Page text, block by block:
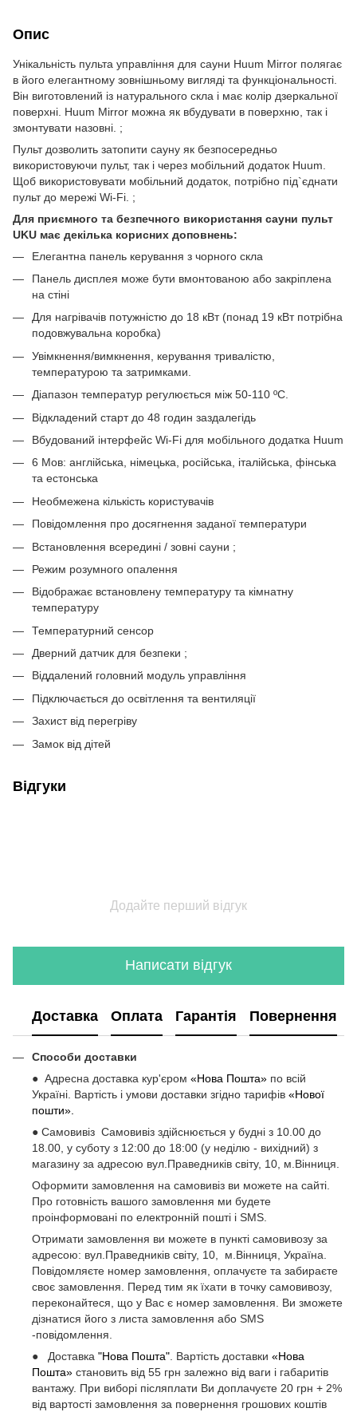
Опис
Унікальність пульта управління для сауни Huum Mirror полягає
в його елегантному зовнішньому вигляді та функціональності.
Він виготовлений із натурального скла і має колір дзеркальної
поверхні. Huum Mirror можна як вбудувати в поверхню, так і
змонтувати назовні. ;
Пульт дозволить затопити сауну як безпосередньо
використовуючи пульт, так і через мобільний додаток Huum.
Щоб використовувати мобільний додаток, потрібно під`єднати
пульт до мережі Wi-Fi. ;
Для приємного та безпечного використання сауни пульт
UKU має декілька корисних доповнень:
Елегантна панель керування з чорного скла
Панель дисплея може бути вмонтованою або закріплена
на стіні
Для нагрівачів потужністю до 18 кВт (понад 19 кВт потрібна
подовжувальна коробка)
Увімкнення/вимкнення, керування тривалістю,
температурою та затримками.
Діапазон температур регулюється між 50-110 ºC.
Відкладений старт до 48 годин заздалегідь
Вбудований інтерфейс Wi-Fi для мобільного додатка Huum
6 Мов: англійська, німецька, російська, італійська, фінська
та естонська
Необмежена кількість користувачів
Повідомлення про досягнення заданої температури
Встановлення всередині / зовні сауни ;
Режим розумного опалення
Відображає встановлену температуру та кімнатну
температуру
Температурний сенсор
Дверний датчик для безпеки ;
Віддалений головний модуль управління
Підключається до освітлення та вентиляції
Захист від перегріву
Замок від дітей
Відгуки
Додайте перший відгук
Написати відгук
Доставка Оплата Гарантія Повернення
Способи доставки
● Адресна доставка кур'єром «Нова Пошта» по всій
Україні. Вартість і умови доставки згідно тарифів «Нової
пошти».
● Самовивіз Самовивіз здійснюється у будні з 10.00 до
18.00, у суботу з 12:00 до 18:00 (у неділю - вихідний) з
магазину за адресою вул.Праведників світу, 10, м.Вінниця.
Оформити замовлення на самовивіз ви можете на сайті.
Про готовність вашого замовлення ми будете
проінформовані по електронній пошті і SMS.
Отримати замовлення ви можете в пункті самовивозу за
адресою: вул.Праведників світу, 10, м.Вінниця, Україна.
Повідомляєте номер замовлення, оплачуєте та забираєте
своє замовлення. Перед тим як їхати в точку самовивозу,
переконайтеся, що у Вас є номер замовлення. Ви зможете
дізнатися його з листа замовлення або SMS
-повідомлення.
● Доставка "Нова Пошта" . Вартість доставки «Нова
Пошта» становить від 55 грн залежно від ваги і габаритів
вантажу. При виборі післяплати Ви доплачуєте 20 грн + 2%
від вартості замовлення за повернення грошових коштів